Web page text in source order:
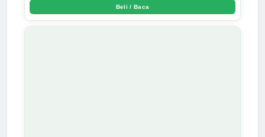
Beli / Baca